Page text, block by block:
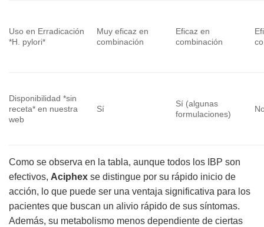
Uso en Erradicación
*H. pylori*
Muy eficaz en
combinación
Eficaz en
combinación
Disponibilidad *sin
receta* en nuestra
web
Sí
Sí (algunas
formulaciones)
Como se observa en la tabla, aunque todos los IBP son
efectivos, Aciphex se distingue por su rápido inicio de
acción, lo que puede ser una ventaja significativa para los
pacientes que buscan un alivio rápido de sus síntomas.
Además, su metabolismo menos dependiente de ciertas